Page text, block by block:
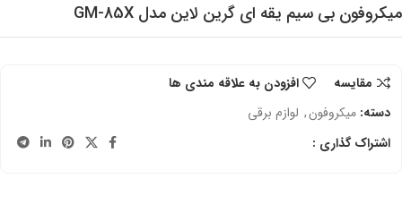
میکروفون بی سیم یقه ای گرین لاین مدل GM-85X
مقایسه
افزودن به علاقه مندی ها
دسته: میکروفون, لوازم برقی
اشتراک گذاری :